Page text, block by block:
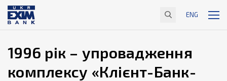
ENG
1996 рік – упровадження
комплексу «Клієнт-Банк-